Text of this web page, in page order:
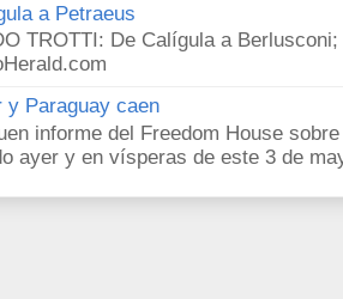
a Petraeus
TROTTI: De Calígula a
y Paraguay caen
informe del Freedom House
ayer y en vísperas de este 3 de